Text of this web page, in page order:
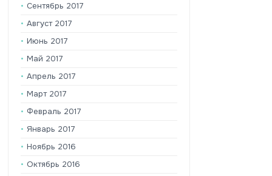
Сентябрь 2017
Август 2017
Июнь 2017
Май 2017
Апрель 2017
Март 2017
Февраль 2017
Январь 2017
Ноябрь 2016
Октябрь 2016